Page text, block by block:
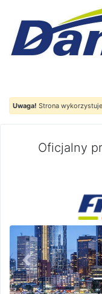
Uwaga! Strona
Oficjalny
Previous